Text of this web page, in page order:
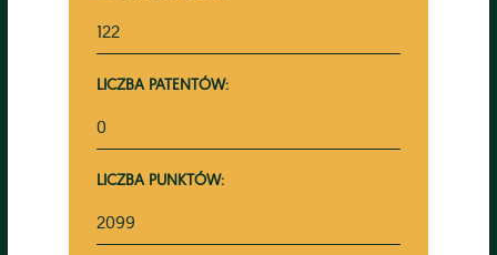
122
LICZBA PATENTÓW:
0
LICZBA PUNKTÓW:
2099